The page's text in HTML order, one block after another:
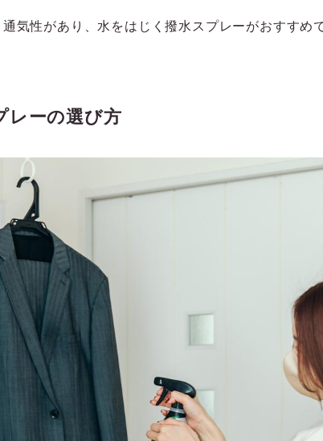
気性があり、水をはじく撥水スプレーがおすすめ
レーの選び方